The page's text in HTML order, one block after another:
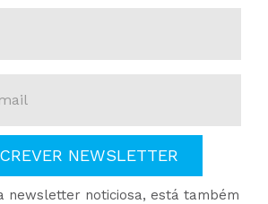
NEWSLETTER
newsletter noticiosa, está também